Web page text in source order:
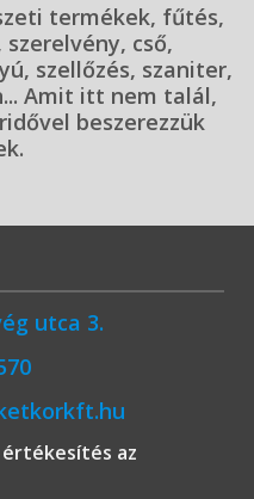
termékek, fűtés,
cső,
szellőzés, szaniter,
Amit itt nem talál,
beszerezzük
utca 3.
az